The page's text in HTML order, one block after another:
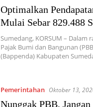
Optimalkan
Mulai Sebar 829.488
Sumedang, KORSUM –
Pajak Bumi dan Bangunan
(Bappenda) Kabupaten
Pemerintahan Oktober 13,
Nunggak PBB,